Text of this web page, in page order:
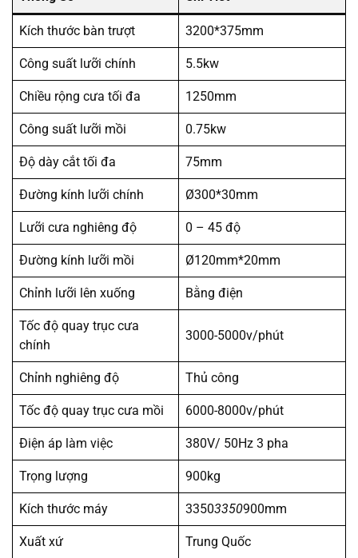
Kích thước bàn trượt 3200*375mm
Công suất lưỡi chính 5.5kw
Chiều rộng cưa tối đa 1250mm
Công suất lưỡi mồi 0.75kw
Độ dày cắt tối đa 75mm
Đường kính lưỡi chính Ø300*30mm
Lưỡi cưa nghiêng độ 0 – 45 độ
Đường kính lưỡi mồi Ø120mm*20mm
Chỉnh lưỡi lên xuống Bằng điện
Tốc độ quay trục cưa
chính
3000-5000v/phút
Chỉnh nghiêng độ Thủ công
Tốc độ quay trục cưa mồi 6000-8000v/phút
Điện áp làm việc 380V/ 50Hz 3 pha
Trọng lượng 900kg
Kích thước máy 33503350900mm
Xuất xứ Trung Quốc